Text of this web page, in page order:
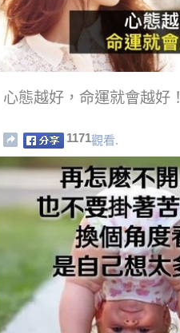
心態越好，命運就會越好！
1171觀看.